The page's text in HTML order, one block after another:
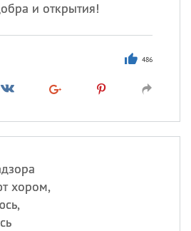
и открытия!
486
хором,